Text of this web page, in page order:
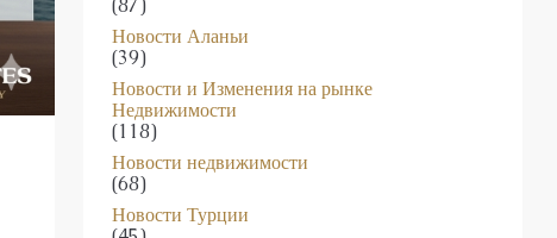
Недвижимость на продажу
(87)
Новости Аланьи
(39)
Новости и Изменения на рынке
Недвижимости
(118)
Новости недвижимости
(68)